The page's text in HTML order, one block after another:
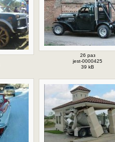
26 раз
jest-0000425
39 kB